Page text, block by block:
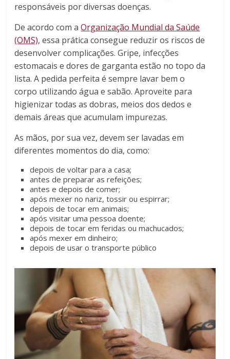
responsáveis por diversas doenças.
De acordo com aOrganização Mundial da Saúde
(OMS), essa prática consegue reduzir os riscos de
desenvolver complicações. Gripe, infecções
estomacais e dores de garganta estão no topo da
lista. A pedida perfeita é sempre lavar bem o
corpo utilizando água e sabão. Aproveite para
higienizar todas as dobras, meios dos dedos e
demais áreas que acumulam impurezas.
As mãos, por sua vez, devem ser lavadas em
diferentes momentos do dia, como:
depois de voltar para a casa;
antes de preparar as refeições;
antes e depois de comer;
após mexer no nariz, tossir ou espirrar;
depois de tocar em animais;
após visitar uma pessoa doente;
depois de tocar em feridas ou machucados;
após mexer em dinheiro;
depois de usar o transporte público